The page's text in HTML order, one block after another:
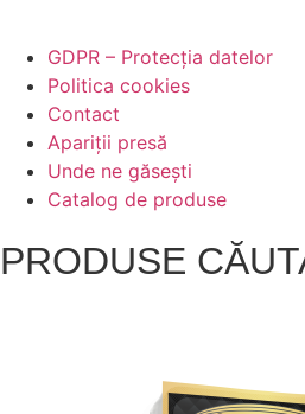
GDPR – Protecția datelor
Politica cookies
Contact
Apariții presă
Unde ne găsești
Catalog de produse
PRODUSE